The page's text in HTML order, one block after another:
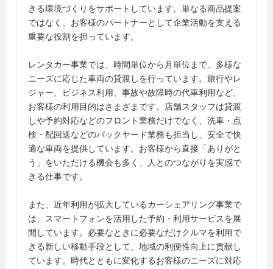
きる環境づくりをサポートしています。単なる商品提案
ではなく、お客様のパートナーとして企業活動を支える
重要な役割を担っています。
レンタカー事業では、時間単位から月単位まで、多様な
ニーズに応じた車両の貸渡しを行っています。旅行やレ
ジャー、ビジネス利用、事故や故障時の代車利用など、
お客様の利用目的はさまざまです。店舗スタッフは貸渡
しや予約対応などのフロント業務だけでなく、洗車・点
検・配回送などのバックヤード業務も担当し、安全で快
適な車両を提供しています。お客様から直接「ありがと
う」をいただける機会も多く、人とのつながりを実感で
きる仕事です。
また、近年利用が拡大しているカーシェアリング事業で
は、スマートフォンを活用した予約・利用サービスを展
開しています。必要なときに必要なだけクルマを利用で
きる新しい移動手段として、地域の利便性向上に貢献し
ています。時代とともに変化するお客様のニーズに対応